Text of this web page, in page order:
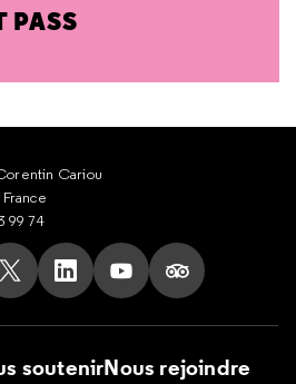
PASS
Cariou
99 74
Facebook
nous sur Tik Tok
Suivez nous sur X
Suivez nous sur LinkedIn
Suivez nous sur
Suivez nous
soutenirNous rejoindre